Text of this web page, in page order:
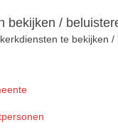
bekijken /
te bekijken /